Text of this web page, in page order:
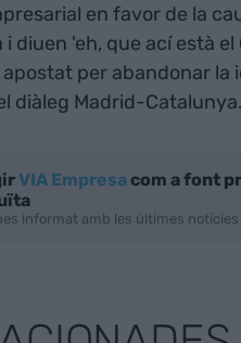
en favor de la
i diuen 'eh, que ací està
per abandonar la
diàleg Madrid-
VIA Empresacom a font
informat amb les últimes